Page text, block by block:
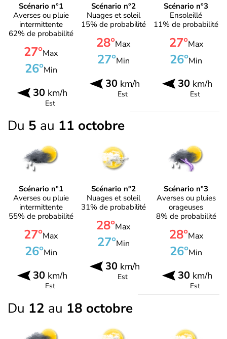
Scénario n°1
Averses ou pluie
intermittente
62% de probabilité
27°Max
26°Min
30km/h
Est
Scénario n°2
Nuages et soleil
15% de probabilité
28°Max
27°Min
30km/h
Est
Scénario n°3
Ensoleillé
11% de probabilité
27°Max
26°Min
30 km/h
Est
Du 5 au 11 octobre
Scénario n°1
Averses ou pluie
intermittente
55% de probabilité
27°Max
26°Min
30km/h
Est
Scénario n°2
Nuages et soleil
31% de probabilité
28°Max
27°Min
30km/h
Est
Scénario n°3
Averses ou pluies
orageuses
8% de probabilité
28°Max
26°Min
30 km/h
Est
Du 12 au 18 octobre